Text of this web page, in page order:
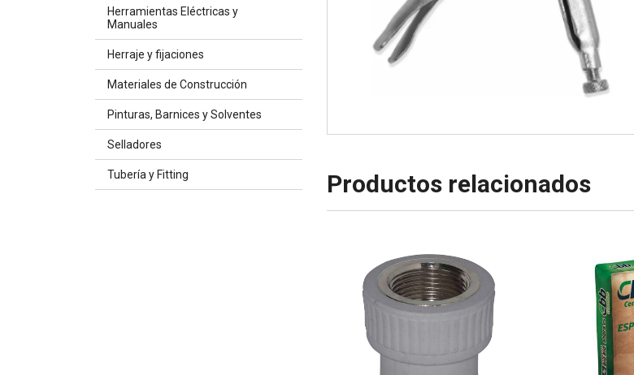
Herramientas Eléctricas y
Manuales
Herraje y fijaciones
Materiales de Construcción
Pinturas, Barnices y Solventes
Selladores
Tubería y Fitting Productos relacionados